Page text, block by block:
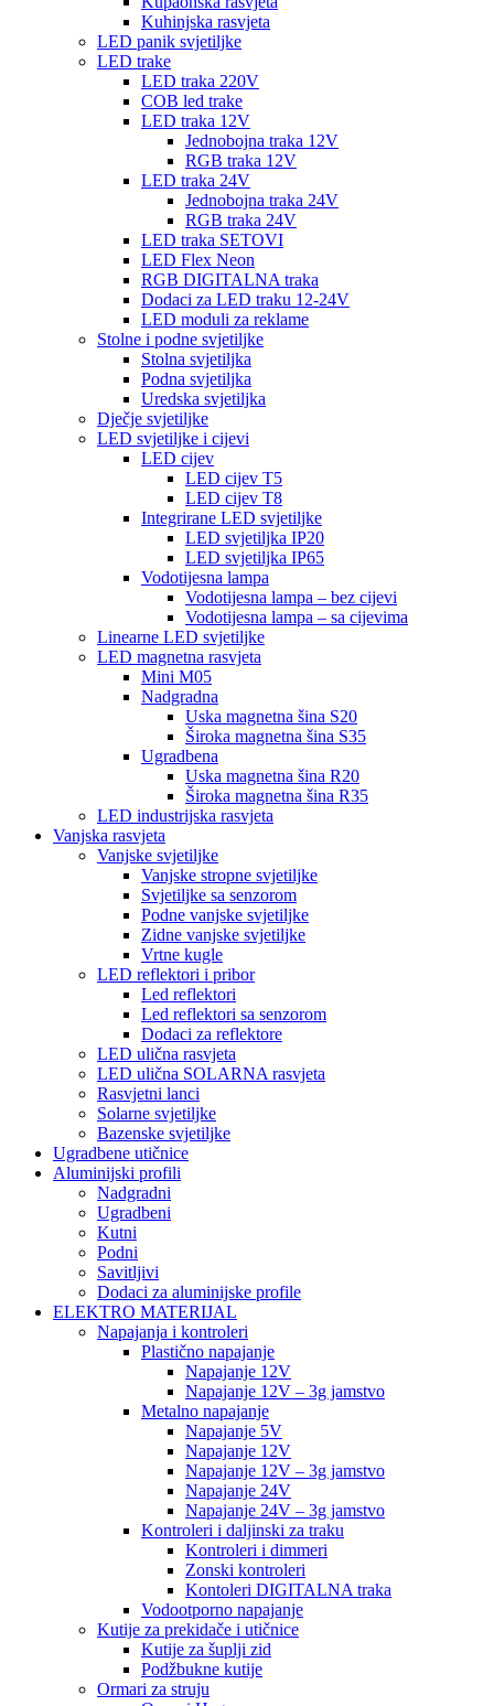
Kuhinjska rasvjeta
LED panik svjetiljke
LED trake
LED traka 220V
COB led trake
LED traka 12V
Jednobojna traka 12V
RGB traka 12V
LED traka 24V
Jednobojna traka 24V
RGB traka 24V
LED traka SETOVI
LED Flex Neon
RGB DIGITALNA traka
Dodaci za LED traku 12-24V
LED moduli za reklame
Stolne i podne svjetiljke
Stolna svjetiljka
Podna svjetiljka
Uredska svjetiljka
Dječje svjetiljke
LED svjetiljke i cijevi
LED cijev
LED cijev T5
LED cijev T8
Integrirane LED svjetiljke
LED svjetiljka IP20
LED svjetiljka IP65
Vodotijesna lampa
Vodotijesna lampa – bez cijevi
Vodotijesna lampa – sa cijevima
Linearne LED svjetiljke
LED magnetna rasvjeta
Mini M05
Nadgradna
Uska magnetna šina S20
Široka magnetna šina S35
Ugradbena
Uska magnetna šina R20
Široka magnetna šina R35
LED industrijska rasvjeta
Vanjska rasvjeta
Vanjske svjetiljke
Vanjske stropne svjetiljke
Svjetiljke sa senzorom
Podne vanjske svjetiljke
Zidne vanjske svjetiljke
Vrtne kugle
LED reflektori i pribor
Led reflektori
Led reflektori sa senzorom
Dodaci za reflektore
LED ulična rasvjeta
LED ulična SOLARNA rasvjeta
Rasvjetni lanci
Solarne svjetiljke
Bazenske svjetiljke
Ugradbene utičnice
Aluminijski profili
Nadgradni
Ugradbeni
Kutni
Podni
Savitljivi
Dodaci za aluminijske profile
ELEKTRO MATERIJAL
Napajanja i kontroleri
Plastično napajanje
Napajanje 12V
Napajanje 12V – 3g jamstvo
Metalno napajanje
Napajanje 5V
Napajanje 12V
Napajanje 12V – 3g jamstvo
Napajanje 24V
Napajanje 24V – 3g jamstvo
Kontroleri i daljinski za traku
Kontroleri i dimmeri
Zonski kontroleri
Kontoleri DIGITALNA traka
Vodootporno napajanje
Kutije za prekidače i utičnice
Kutije za šuplji zid
Podžbukne kutije
Ormari za struju